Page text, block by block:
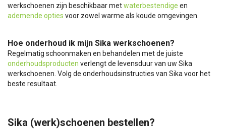
werkschoenen zijn beschikbaar metwaterbestendige en
ademende opties voor zowel warme als koude omgevingen.
Hoe onderhoud ik mijn Sika werkschoenen?
Regelmatig schoonmaken en behandelen met de juiste
onderhoudsproducten verlengt de levensduur van uw Sika
werkschoenen. Volg de onderhoudsinstructies van Sika voor het
beste resultaat.
Sika (werk)schoenen bestellen?